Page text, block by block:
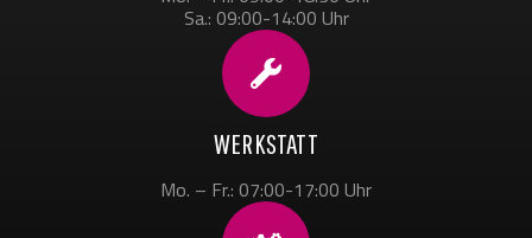
Sa.: 09:00-14:00 Uhr
WERKSTATT
Mo. – Fr.: 07:00-17:00 Uhr